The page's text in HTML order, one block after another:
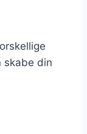
skabe din